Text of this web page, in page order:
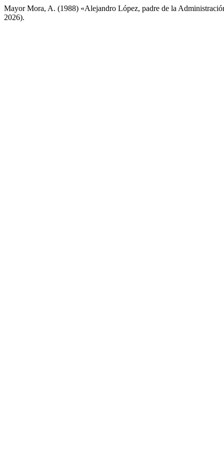
Mayor Mora, A. (1988) «Alejandro López, padre de la
2026).